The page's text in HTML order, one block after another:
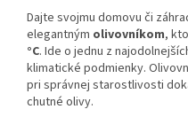
Dajte svojmu domovu či
elegantným olivovníkom,
°C. Ide o jednu z
klimatické podmienky.
pri správnej starostlivosti
chutné olivy.